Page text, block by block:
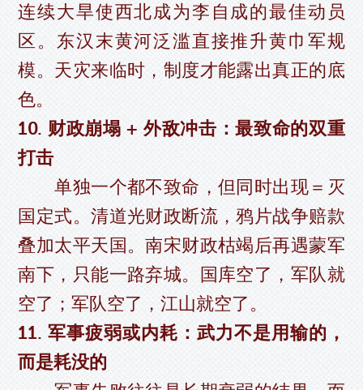
连续大旱使西北成为李自成的最佳动员
区。东汉末黄河泛滥直接推升黄巾军规
模。天灾来临时，制度才能露出真正的底
色。
10. 财政崩塌 + 外敌冲击：最致命的双重
打击
单独一个都不致命，但同时出现＝灭
国定式。清道光财政断流，鸦片战争赔款
叠加太平天国。南宋财政枯竭后再遇蒙军
南下，只能一路弃城。国库空了，军队就
空了；军队空了，江山就空了。
11. 军事疲弱或内耗：武力不是用输的，
而是耗没的